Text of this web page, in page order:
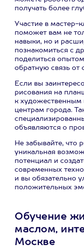
получать более
Участие в мастер-
поможет вам не
навыки, но и
познакомиться с
поделиться
обратную связь
Если вы
рисования на
к
центрам города.
объявляются о
Не забывайте, что
уникальная
потенциал и
современных
и вы обязательно
положительных
Обучение
маслом,
Москве